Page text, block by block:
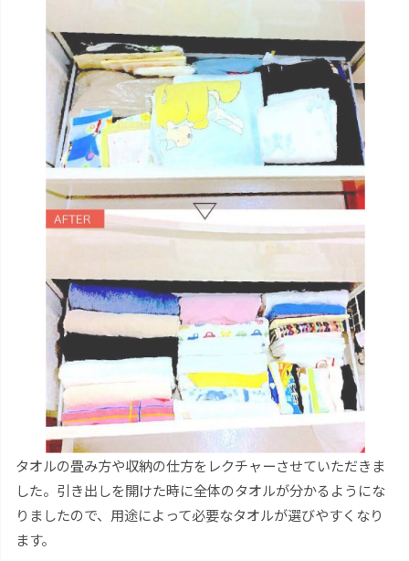
タオルの畳み方や収納の仕方をレクチャーさせていただきま
した。引き出しを開けた時に全体のタオルが分かるようにな
りましたので、用途によって必要なタオルが選びやすくなり
ます。